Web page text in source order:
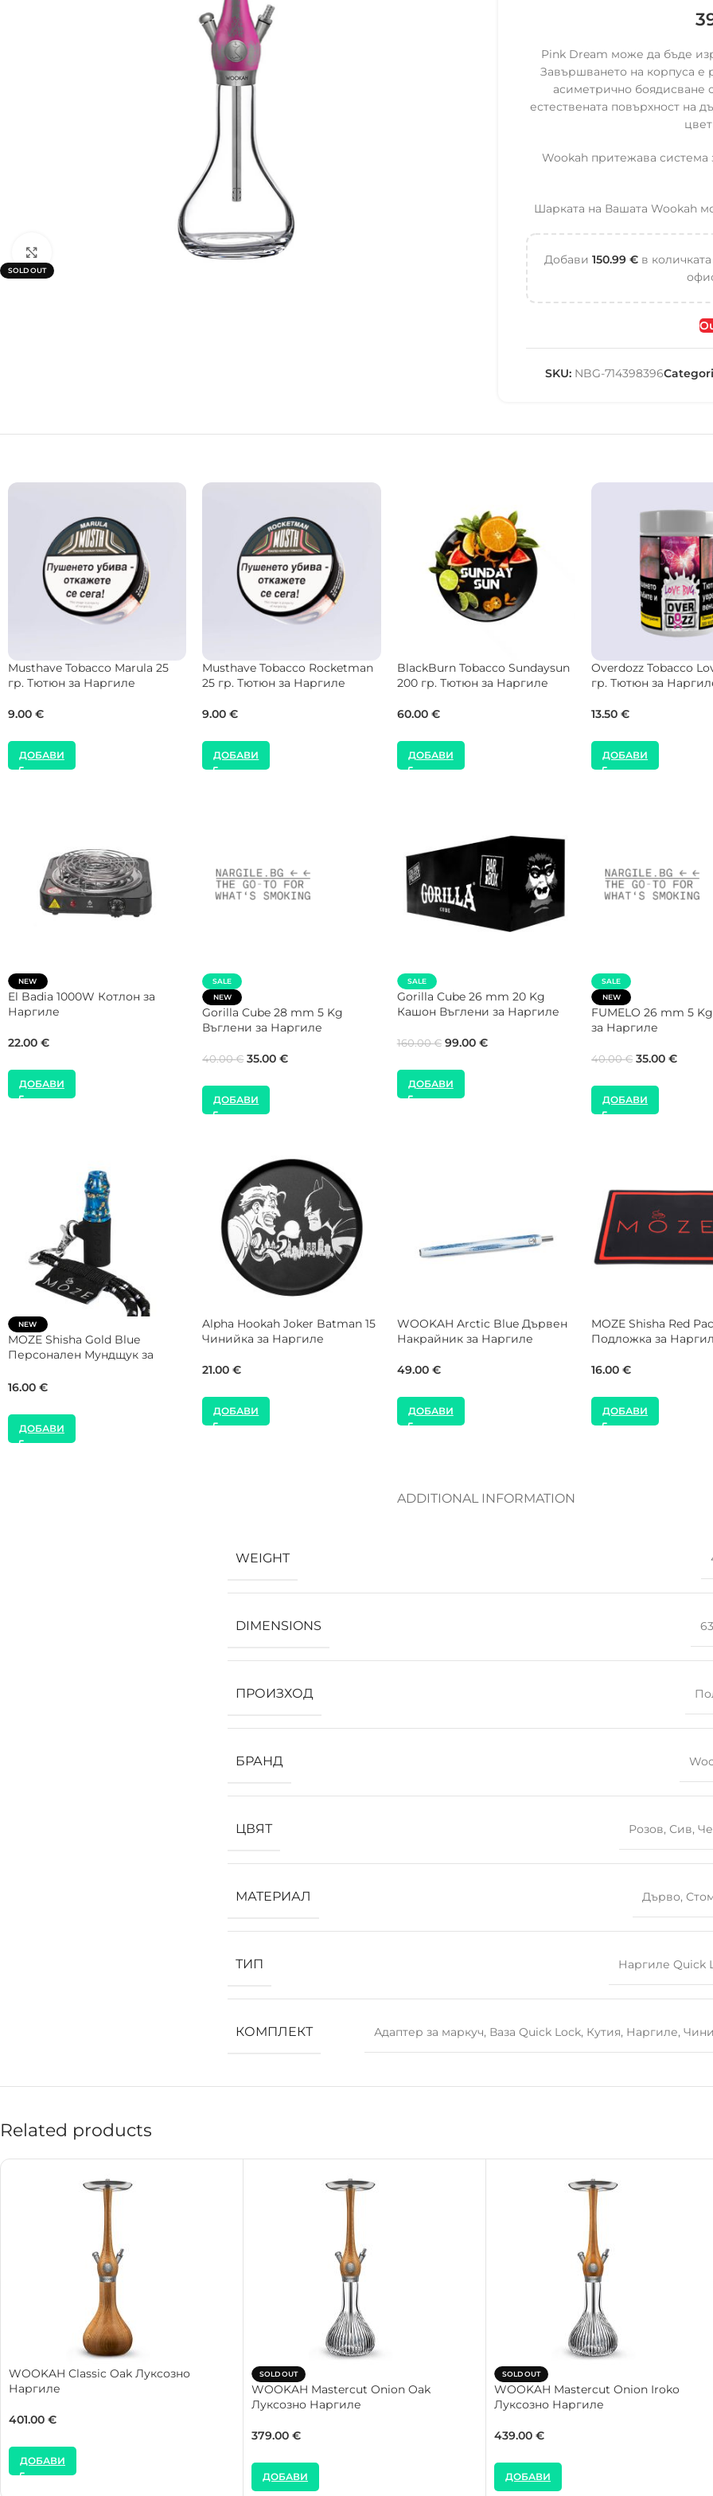
SOLD OUT
Pink Dream може да бъде
Завършването на корпуса е
асиметрично боядисване
естествената повърхност на
Wookah притежава система
Шарката на Вашата Wookah
Добави 150.99 €в
SKU: NBG-714398396
ANDA Tobacco Clipporizz 50 гр.
Тютюн за Наргиле
14.00€
ДОБАВИ
BLACK Tobacco Peanut 200 гр.
Тютюн за Наргиле
51.13 €
ДОБАВИ
Musthave Tobacco Kiwi
Smoothie 125 гр. Тютюн за
41.00 €
ДОБАВИ
Starbuzz Vintage
Caribbean 50 гр.
12.78€
ДОБАВИ
CROWN Max Flow 26 mm 1 Kg
Кутия Въглени за Наргиле
ДОБАВИ
NEW
SMOKE2U 800W Тостер
Котлон за Наргиле
ДОБАВИ
NEW
Gorilla Cube 28 mm 1 Kg Кутия
Въглени за Наргиле
8.00€
ДОБАВИ
SALE
NEW
Shaman 26 mm 5
за Наргиле
40.00€ 35.00€
ДОБАВИ
NEW
DARKSIDE Hookah Silver 30
cm Щипка за Наргиле
12.00 €
ДОБАВИ
WOOKAH Travel Чанта за
Наргиле
81.00€
ДОБАВИ
MOZE Shisha Pink Bar Mat
Подложка за Наргиле
25.00 €
ДОБАВИ
NEW
MOZE Shisha Розов
Наргиле
ДОБАВИ
ADDITIONAL INFORMATION
WEIGHT
DIMENSIONS
ПРОИЗХОД
БРАНД
ЦВЯТ Розов, Сив,
МАТЕРИАЛ Дърво,
ТИП Наргиле Quick
КОМПЛЕКТ Адаптер за маркуч, Ваза Quick Lock, Кутия, Наргиле,
Related products
WOOKAH Classic Oak Луксозно
Наргиле
401.00 €
ДОБАВИ
SOLD OUT
WOOKAH Mastercut Onion Oak
Луксозно Наргиле
379.00 €
ДОБАВИ
SOLD OUT
WOOKAH Mastercut Onion Iroko
Луксозно Наргиле
439.00 €
ДОБАВИ